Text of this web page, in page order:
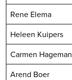
Rene Elema
Heleen Kuipers
Carmen Hageman
Arend Boer